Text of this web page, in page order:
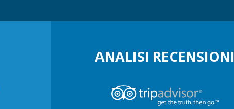
ANALISI RECENSIONI